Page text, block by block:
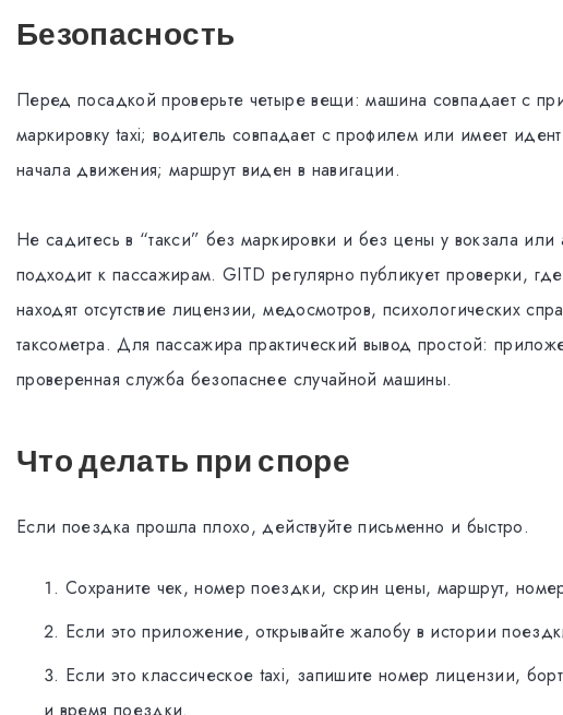
Безопасность
Перед посадкой проверьте четыре вещи: машина совпадает с
маркировку taxi; водитель совпадает с профилем или имеет
начала движения; маршрут виден в навигации.
Не садитесь в “такси” без маркировки и без цены у вокзала
подходит к пассажирам. GITD регулярно публикует проверки,
находят отсутствие лицензии, медосмотров, психологических
таксометра. Для пассажира практический вывод простой:
проверенная служба безопаснее случайной машины.
Что делать при споре
Если поездка прошла плохо, действуйте письменно и быстро.
Сохраните чек, номер поездки, скрин цены, маршрут,
Если это приложение, открывайте жалобу в истории
Если это классическое taxi, запишите номер лицензии,
и время поездки.